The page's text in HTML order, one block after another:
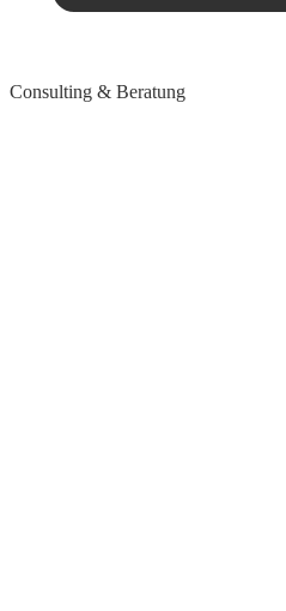
Consulting & Beratung